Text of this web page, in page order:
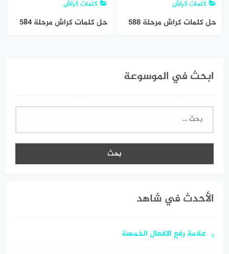
كلمات كراش
حل كلمات كراش مرحلة 588
كلمات كراش
حل كلمات كراش مرحلة ٥٨٤
ابحث في الموسوعة
البحث
الأحدث في شاهد
علامة رفع الافعال الخمسة